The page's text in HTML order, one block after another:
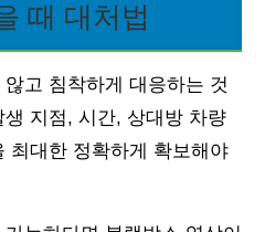
때 대처법
고 침착하게 대응하는 것
지점, 시간, 상대방 차량
최대한 정확하게 확보해야